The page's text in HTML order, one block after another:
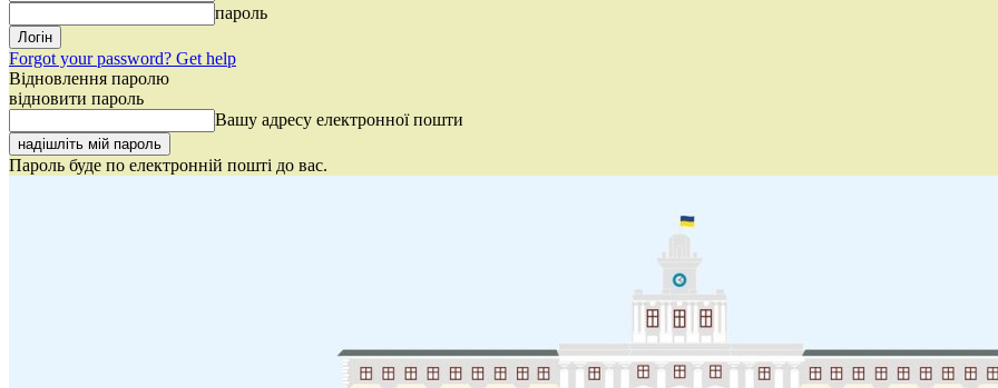
пароль
Forgot your password? Get help
Відновлення паролю
відновити пароль
Вашу адресу електронної пошти
Пароль буде по електронній пошті до вас.